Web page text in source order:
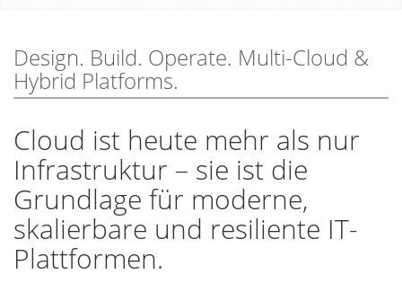
Design. Build. Operate. Multi-Cloud &
Hybrid Platforms.
Cloud ist heute mehr als nur
Infrastruktur – sie ist die
Grundlage für moderne,
skalierbare und resiliente IT-
Plattformen.